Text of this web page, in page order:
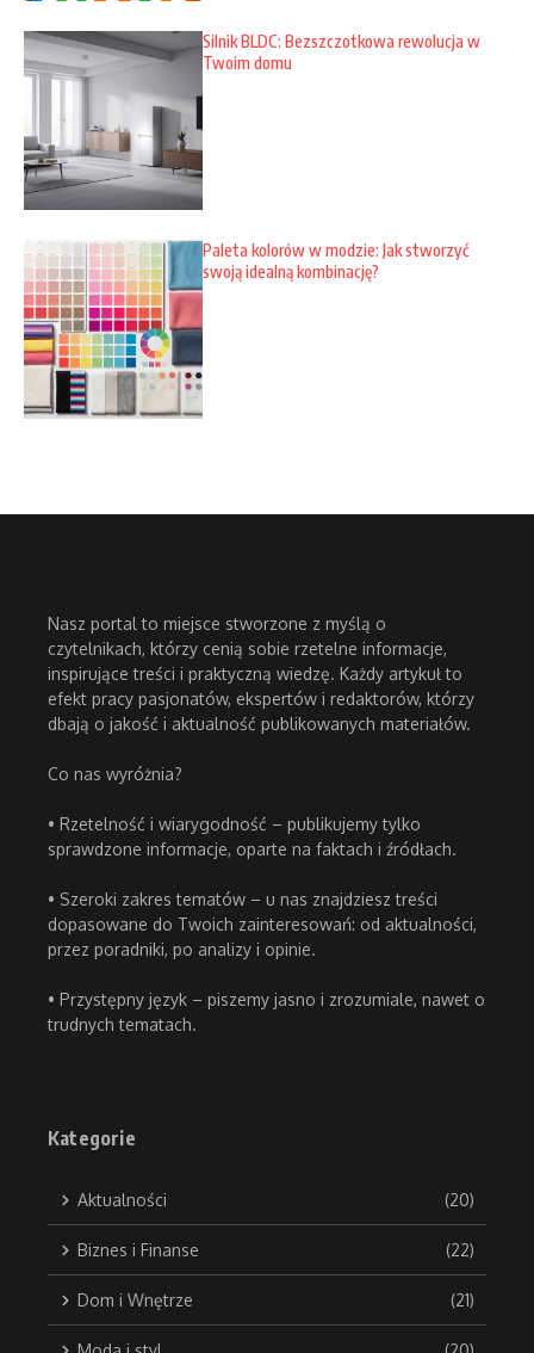
Silnik BLDC: Bezszczotkowa rewolucja w
Twoim domu
Paleta kolorów w modzie: Jak stworzyć
swoją idealną kombinację?
Nasz portal to miejsce stworzone z myślą o
czytelnikach, którzy cenią sobie rzetelne informacje,
inspirujące treści i praktyczną wiedzę. Każdy artykuł to
efekt pracy pasjonatów, ekspertów i redaktorów, którzy
dbają o jakość i aktualność publikowanych materiałów.
Co nas wyróżnia?
• Rzetelność i wiarygodność – publikujemy tylko
sprawdzone informacje, oparte na faktach i źródłach.
• Szeroki zakres tematów – u nas znajdziesz treści
dopasowane do Twoich zainteresowań: od aktualności,
przez poradniki, po analizy i opinie.
• Przystępny język – piszemy jasno i zrozumiale, nawet o
trudnych tematach.
Kategorie
Aktualności (20)
Biznes i Finanse (22)
Dom i Wnętrze (21)